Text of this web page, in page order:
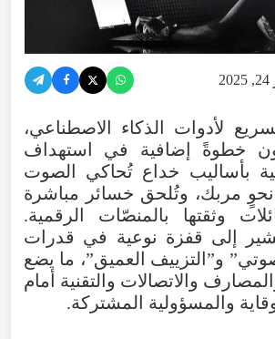
لأدوات الذكاء الاصطناعي،
خطوةً إضافية في استهداف
بأساليب خداع تُحاكي الصوت
مربك، وتُلحق خسائر مباشرة
وثقتها بالمنصّات الرقمية.
إلى قفزة نوعية في قدرات
و”التزييف العميق”، ما يضع
والاتصالات والتقنية أمام
والمسؤولية المشتركة.